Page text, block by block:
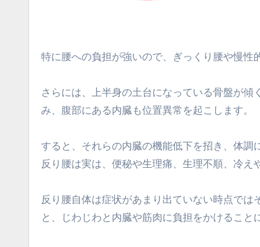
特に腰への負担が強いので、ぎっくり腰や慢性
さらには、上半身の土台になっている骨盤が
み、腹部にある内臓も位置異常を起こします。
すると、それらの内臓の機能低下を招き、体調
反り腰は実は、便秘や生理痛、生理不順、冷え
反り腰自体は症状があまり出ていない時点では
と、じわじわと内臓や筋肉に負担をかけること